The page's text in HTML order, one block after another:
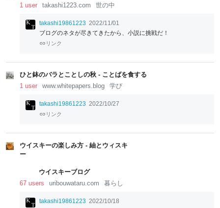
1 user
takashi1223.com 世の中
takashi19861223 2022/11/01
ブログのネタが尽きてきたから、小説に挑戦だ！
リンク
ひと鉢のバラとことしの秋 - ことばを食する
1 user
www.whitepapers.blog 学び
takashi19861223 2022/10/27
リンク
ウイスキーの楽しみ方 - 紬とウィスキ
ー
ウイスキーブログ
67 users
uribouwataru.com 暮らし
takashi19861223 2022/10/18